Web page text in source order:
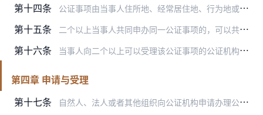
第十四条 公证事项由当事人住所地、经常居住地、行为地或者事实发生地的公证机构受理。
第十五条 二个以上当事人共同申办同一公证事项的，可以共同到行为地、事实发生地或者其中一名当事人住所地、经常居住地的公证机构申办。
第十六条 当事人向二个以上可以受理该公证事项的公证机构提出申请的，由最先受理申请的公证机构办理。
第四章 申请与受理
第十七条
自然人、法人或者其他组织向公证机构申请办理公证，应当填写公证申请表。公证申请表应当载明下列内容：